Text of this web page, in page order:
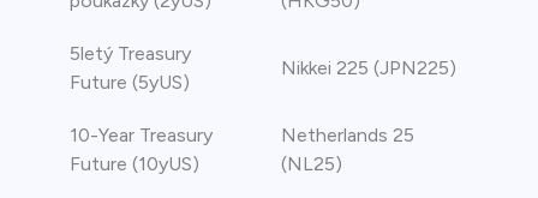
5letý Treasury
Future (5yUS)
Nikkei 225 (JPN225)
10-Year Treasury
Future (10yUS)
Netherlands 25
(NL25)